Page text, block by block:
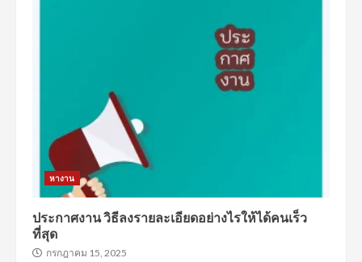
หางาน
ประกาศงาน วิธีลงรายละเอียดอย่างไรให้ได้คนเร็ว
ที่สุด
กรกฎาคม 15, 2025